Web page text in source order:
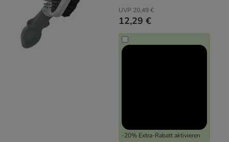
UVP 20,49 €
12,29 €
-20% Extra-Rabatt aktivieren